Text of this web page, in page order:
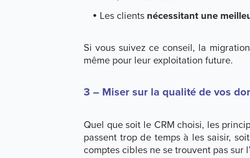
Les clients nécessitant une
Si vous suivez ce conseil, la
même pour leur exploitation future.
3 – Miser sur la qualité de vos
Quel que soit le CRM choisi, les
passent trop de temps à les saisir,
comptes cibles ne se trouvent pas sur